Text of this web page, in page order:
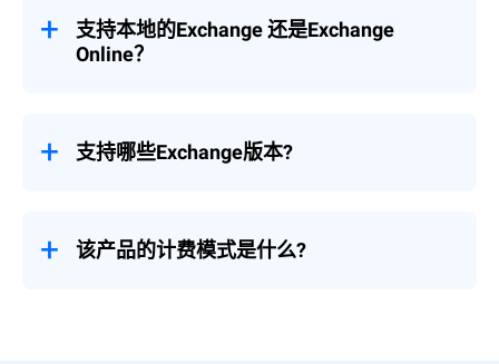
支持本地的Exchange 还是Exchange
Online？
Email Security产品来支持。
支持哪些Exchange版本?
该产品的计费模式是什么?